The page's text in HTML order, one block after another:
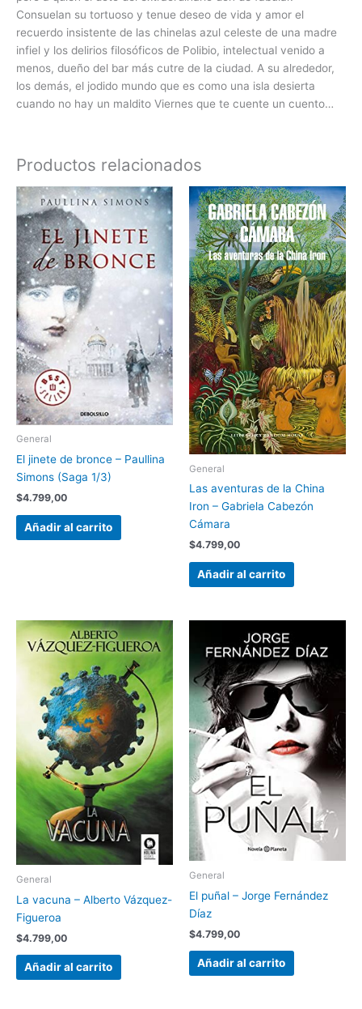
Consuelan su tortuoso y tenue deseo de vida y amor el
recuerdo insistente de las chinelas azul celeste de una madre
infiel y los delirios filosóficos de Polibio, intelectual venido a
menos, dueño del bar más cutre de la ciudad. A su alrededor,
los demás, el jodido mundo que es como una isla desierta
cuando no hay un maldito Viernes que te cuente un cuento…
Productos relacionados
General
El jinete de bronce – Paullina
Simons (Saga 1/3)
$4.799,00
Añadir al carrito
General
Las aventuras de la China
Iron – Gabriela Cabezón
Cámara
$4.799,00
Añadir al carrito
General
La vacuna – Alberto Vázquez-
Figueroa
$4.799,00
Añadir al carrito
General
El puñal – Jorge Fernández
Díaz
$4.799,00
Añadir al carrito